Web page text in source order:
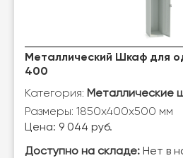
Металлический Шкаф для
400
Категория: Металлические
Размеры: 1850х400х500 мм
Цена: 9 044 руб.
Доступно на складе: Нет в